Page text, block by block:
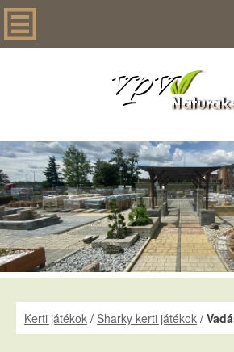
Kerti játékok / Sharky kerti játékok /